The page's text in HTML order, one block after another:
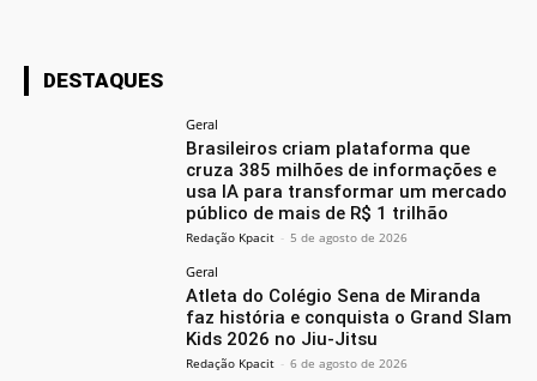
DESTAQUES
Geral
Brasileiros criam plataforma que
cruza 385 milhões de informações e
usa IA para transformar um mercado
público de mais de R$ 1 trilhão
Redação Kpacit - 5 de agosto de 2026
Geral
Atleta do Colégio Sena de Miranda
faz história e conquista o Grand Slam
Kids 2026 no Jiu-Jitsu
Redação Kpacit - 6 de agosto de 2026